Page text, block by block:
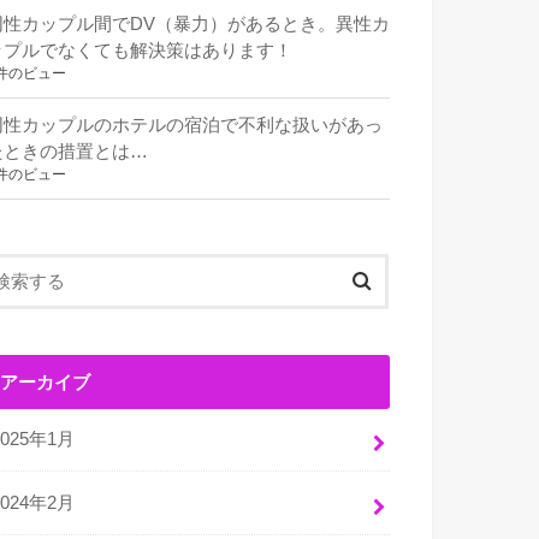
性カップル間でDV（暴力）があるとき。異性カ
プルでなくても解決策はあります！
のビュー
性カップルのホテルの宿泊で不利な扱いがあっ
ときの措置とは…
のビュー
アーカイブ
年1月
年2月